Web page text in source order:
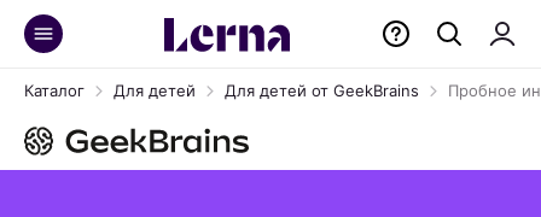
Каталог Для детей Для детей от GeekBrains Пробное